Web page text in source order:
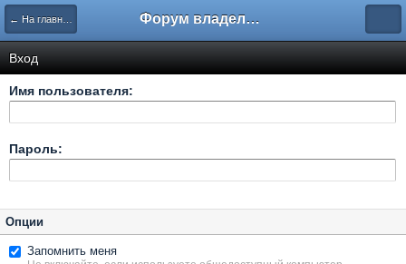
← На главную Форум владельцев интернет-магазинов
Вход
Имя пользователя:
Пароль:
Опции
Запомнить меня